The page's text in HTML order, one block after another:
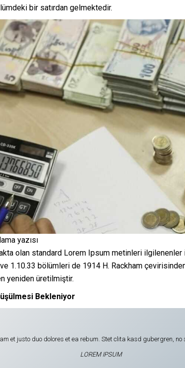
bir satırdan gelmektedir.
yazısı
olan standard Lorem Ipsum metinleri
ve 1.10.33 bölümleri de 1914 H. Rackham
yeniden üretilmiştir.
Bekleniyor
et justo duo dolores et ea rebum. Stet clita kasd gubergren,
LOREM IPSUM